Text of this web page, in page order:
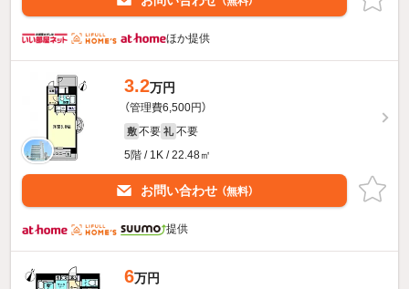
ほか提供
3.2万円
（管理費6,500円）
敷 不要 礼 不要
5階 / 1K / 22.48㎡
お問い合わせ （無料）
提供
6万円